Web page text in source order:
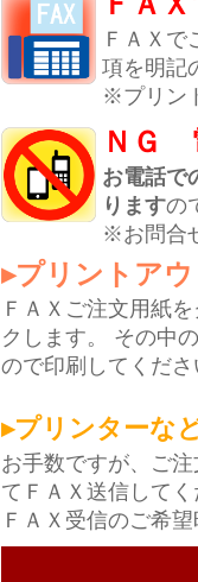
ＦＡＸで
項を明記
※プリン
ＮＧ
お電話で
りますの
※お問合
▸プリントア
ＦＡＸご注文用紙
クします。 その中
ので印刷してくださ
▸プリンターな
お手数ですが、ご
てＦＡＸ送信して
ＦＡＸ受信のご希